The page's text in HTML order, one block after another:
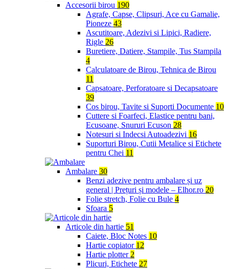
Accesorii birou 190
Agrafe, Capse, Clipsuri, Ace cu Gamalie,
Pioneze 43
Ascutitoare, Adezivi si Lipici, Radiere,
Rigle 26
Buretiere, Datiere, Stampile, Tus Stampila
4
Calculatoare de Birou, Tehnica de Birou
11
Capsatoare, Perforatoare si Decapsatoare
39
Cos birou, Tavite si Suporti Documente 10
Cuttere si Foarfeci, Elastice pentru bani,
Ecusoane, Snururi Ecuson 28
Notesuri si Indecsi Autoadezivi 16
Suporturi Birou, Cutii Metalice si Etichete
pentru Chei 11
Ambalare 30
Benzi adezive pentru ambalare și uz
general | Prețuri și modele – Elhor.ro 20
Folie stretch, Folie cu Bule 4
Sfoara 5
Articole din hartie 51
Caiete, Bloc Notes 10
Hartie copiator 12
Hartie plotter 2
Plicuri, Etichete 27